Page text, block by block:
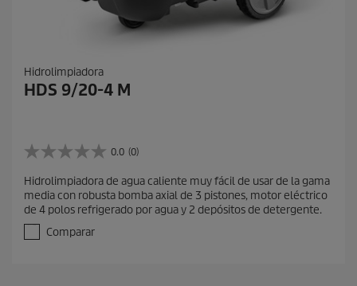
Hidrolimpiadora
HDS 9/20-4 M
0.0 (0)
0
0
d
e
e
Hidrolimpiadora de agua caliente muy fácil de usar de la gama
media con robusta bomba axial de 3 pistones, motor eléctrico
de 4 polos refrigerado por agua y 2 depósitos de detergente.
Comparar